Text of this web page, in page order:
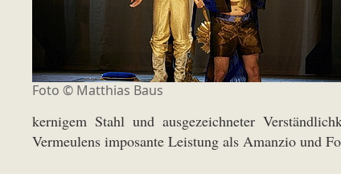
Foto © Matthias Baus
kernigem Stahl und ausgezeichneter
Vermeulens imposante Leistung als Amanzio und